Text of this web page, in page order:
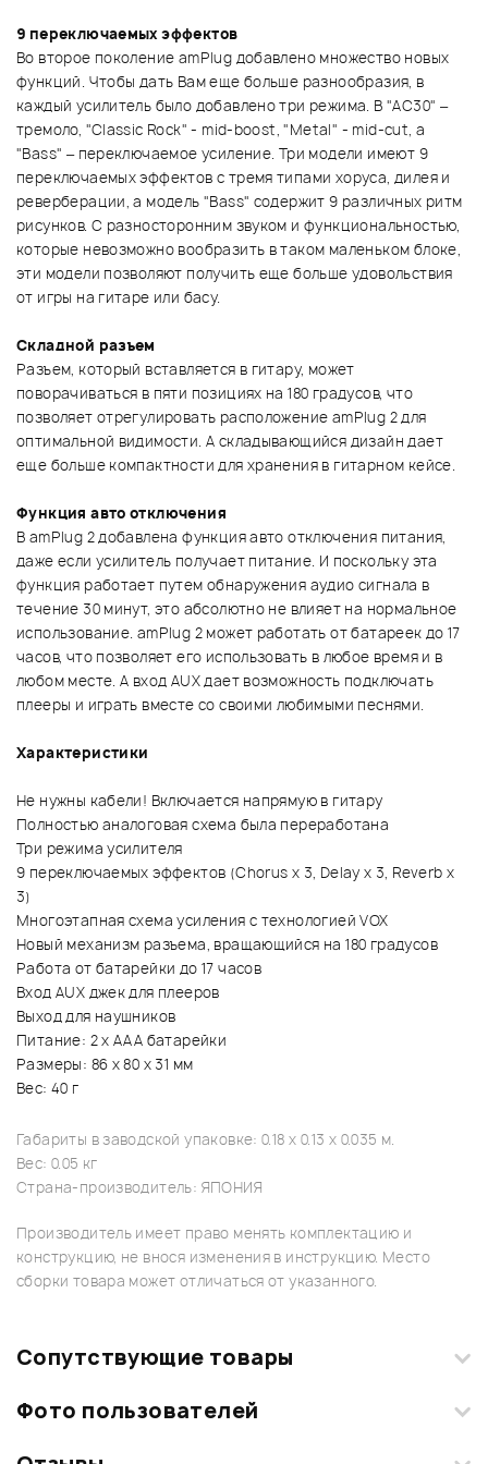
9 переключаемых эффектов
Во второе поколение amPlug добавлено множество новых
функций. Чтобы дать Вам еще больше разнообразия, в
каждый усилитель было добавлено три режима. В "AC30" –
тремоло, "Classic Rock" - mid-boost, "Metal" - mid-cut, а
"Bass" – переключаемое усиление. Три модели имеют 9
переключаемых эффектов с тремя типами хоруса, дилея и
реверберации, а модель "Bass" содержит 9 различных ритм
рисунков. С разносторонним звуком и функциональностью,
которые невозможно вообразить в таком маленьком блоке,
эти модели позволяют получить еще больше удовольствия
от игры на гитаре или басу.
Складной разъем
Разъем, который вставляется в гитару, может
поворачиваться в пяти позициях на 180 градусов, что
позволяет отрегулировать расположение amPlug 2 для
оптимальной видимости. А складывающийся дизайн дает
еще больше компактности для хранения в гитарном кейсе.
Функция авто отключения
В amPlug 2 добавлена функция авто отключения питания,
даже если усилитель получает питание. И поскольку эта
функция работает путем обнаружения аудио сигнала в
течение 30 минут, это абсолютно не влияет на нормальное
использование. amPlug 2 может работать от батареек до 17
часов, что позволяет его использовать в любое время и в
любом месте. А вход AUX дает возможность подключать
плееры и играть вместе со своими любимыми песнями.
Характеристики
Не нужны кабели! Включается напрямую в гитару
Полностью аналоговая схема была переработана
Три режима усилителя
9 переключаемых эффектов (Chorus x 3, Delay x 3, Reverb x
3)
Многоэтапная схема усиления с технологией VOX
Новый механизм разъема, вращающийся на 180 градусов
Работа от батарейки до 17 часов
Вход AUX джек для плееров
Выход для наушников
Питание: 2 х ААА батарейки
Размеры: 86 х 80 х 31 мм
Вес: 40 г
Габариты в заводской упаковке: 0.18 x 0.13 x 0.035 м.
Вес: 0.05 кг
Страна-производитель: ЯПОНИЯ
Производитель имеет право менять комплектацию и
конструкцию, не внося изменения в инструкцию. Место
сборки товара может отличаться от указанного.
Сопутствующие товары
Фото пользователей